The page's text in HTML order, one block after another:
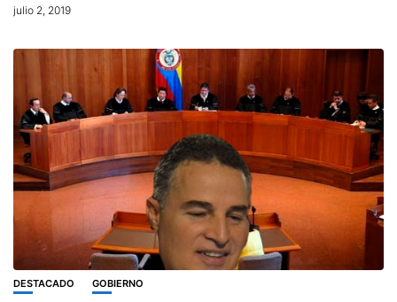
julio 2, 2019
DESTACADO GOBIERNO